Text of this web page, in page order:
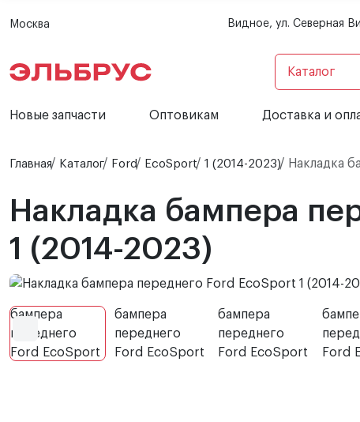
Москва Видное, ул. Северная
Каталог
Новые запчасти Оптовикам Доставка и
Главная Каталог Ford EcoSport 1 (2014-2023) Накладка
Накладка бампера
1 (2014-2023)